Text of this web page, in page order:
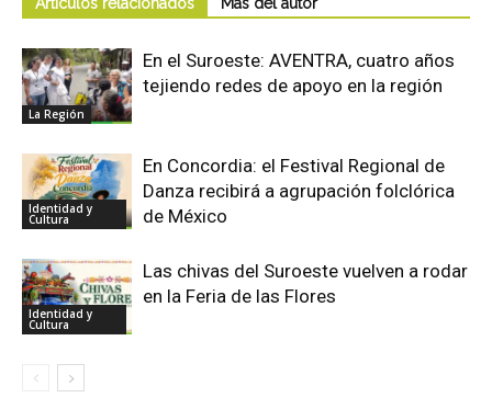
La Región
En el Suroeste: AVENTRA, cuatro años
tejiendo redes de apoyo en la región
Identidad y
Cultura
En Concordia: el Festival Regional de
Danza recibirá a agrupación folclórica
de México
Identidad y
Cultura
Las chivas del Suroeste vuelven a rodar
en la Feria de las Flores